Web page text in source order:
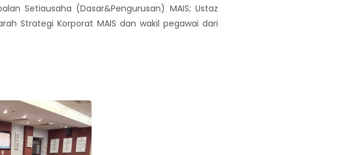
Setiausaha (Dasar&Pengurusan) MAIS; Ustaz
Strategi Korporat MAIS dan wakil pegawai dari